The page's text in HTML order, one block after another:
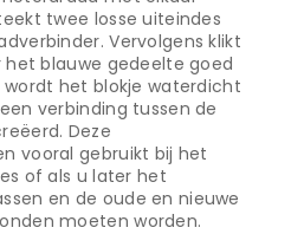
twee losse uiteindes
Vervolgens klikt
blauwe gedeelte goed
wordt het blokje waterdicht
verbinding tussen de
Deze
vooral gebruikt bij het
of als u later het
en de oude en nieuwe
moeten worden.